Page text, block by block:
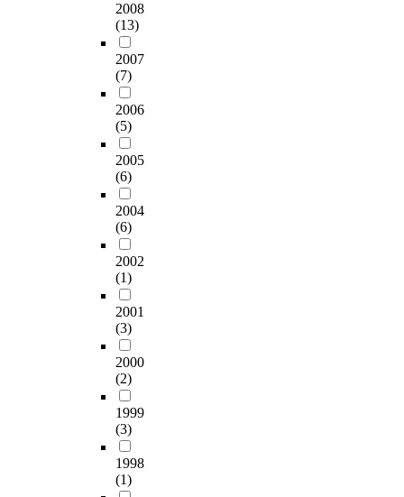
2008
(13)
2007
(7)
2006
(5)
2005
(6)
2004
(6)
2002
(1)
2001
(3)
2000
(2)
1999
(3)
1998
(1)